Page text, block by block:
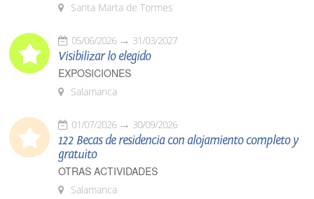
Santa Marta de Tormes
05/06/2026 31/03/2027
Visibilizar lo elegido
EXPOSICIONES
Salamanca
01/07/2026 30/09/2026
122 Becas de residencia con alojamiento completo y
gratuito
OTRAS ACTIVIDADES
Salamanca